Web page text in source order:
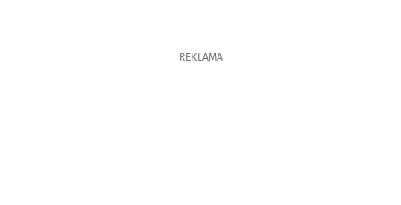
REKLAMA